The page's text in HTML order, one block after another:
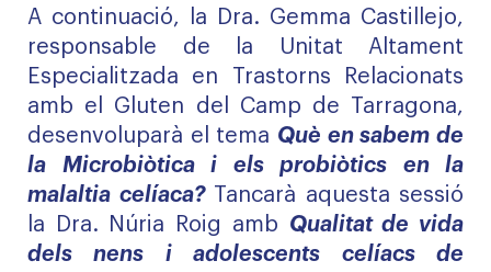
A continuació, la Dra. Gemma Castillejo,
responsable de la Unitat Altament
Especialitzada en Trastorns Relacionats
amb el Gluten del Camp de Tarragona,
desenvoluparà el tema Què en sabem de
la Microbiòtica i els probiòtics en la
malaltia celíaca?
Tancarà aquesta sessió
la Dra. Núria Roig amb Qualitat de vida
dels nens i adolescents celíacs de